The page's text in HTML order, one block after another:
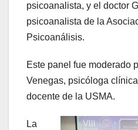
psicoanalista, y el doctor
psicoanalista de la
Psicoanálisis.
Este panel fue moderado
Venegas, psicóloga
docente de la USMA.
La